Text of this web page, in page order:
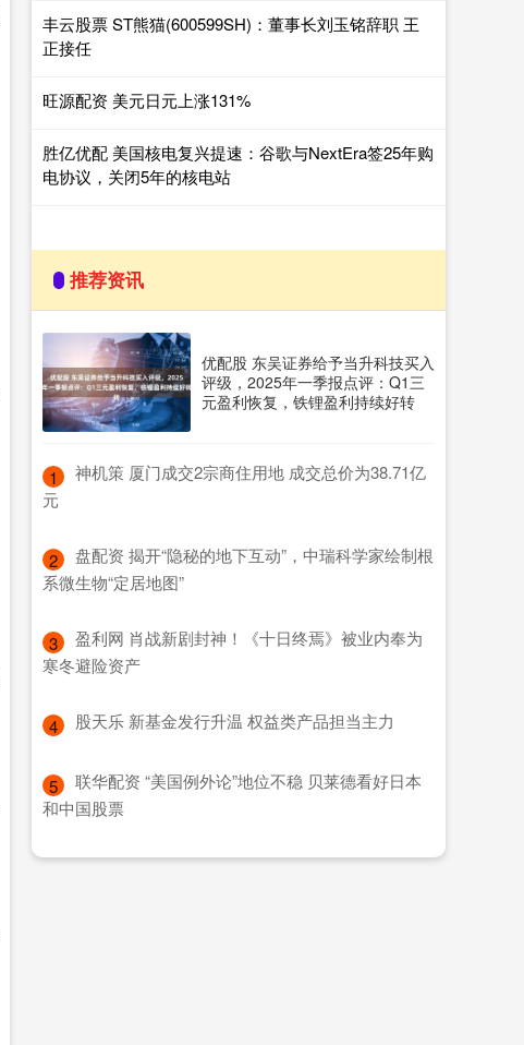
丰云股票 ST熊猫(600599SH)：董事长刘玉铭辞职 王
正接任
旺源配资 美元日元上涨131%
胜亿优配 美国核电复兴提速：谷歌与NextEra签25年购
电协议，关闭5年的核电站
推荐资讯
优配股 东吴证券给予当升科技买入
评级，2025年一季报点评：Q1三
元盈利恢复，铁锂盈利持续好转
1
​神机策 厦门成交2宗商住用地 成交总价为38.71亿
元
2
​盘配资 揭开“隐秘的地下互动”，中瑞科学家绘制根
系微生物“定居地图”
3
​盈利网 肖战新剧封神！《十日终焉》被业内奉为
寒冬避险资产
4 ​股天乐 新基金发行升温 权益类产品担当主力
5
​联华配资 “美国例外论”地位不稳 贝莱德看好日本
和中国股票